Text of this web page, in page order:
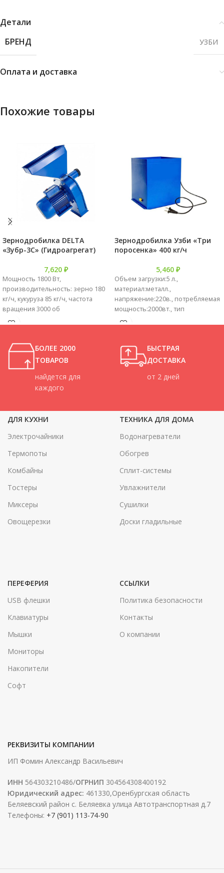
Детали
БРЕНД
УЗБИ
Оплата и доставка
Похожие товары
Зернодробилка DELTA
«Зубр-3С» (Гидроагрегат)
7,620 ₽
Мощность 1800 Вт,
производительность: зерно 180
кг/ч, кукуруза 85 кг/ч, частота
вращения 3000 об
Зернодробилка Узби «Три
поросенка» 400 кг/ч
5,460 ₽
Объем загрузки:5 л.,
материал:металл.,
напряжение:220в., потребляемая
мощность:2000вт., тип
двигателя:однофазный
производительность: 400кг/час.
БОЛЕЕ 2000
ТОВАРОВ
найдется для
каждого
БЫСТРАЯ
ДОСТАВКА
от 2 дней
ДЛЯ КУХНИ
Электрочайники
Термопоты
Комбайны
Тостеры
Миксеры
Овощерезки
ТЕХНИКА ДЛЯ ДОМА
Водонагреватели
Обогрев
Сплит-системы
Увлажнители
Сушилки
Доски гладильные
ПЕРЕФЕРИЯ
USB флешки
Клавиатуры
Мышки
Мониторы
Накопители
Софт
ССЫЛКИ
Политика безопасности
Контакты
О компании
РЕКВИЗИТЫ КОМПАНИИ
ИП Фомин Александр Васильевич
ИНН 564303210486/ОГРНИП 304564308400192
Юридический адрес: 461330,Оренбургская область
Беляевский район с. Беляевка улица Автотранспортная д.7
Телефоны: +7 (901) 113-74-90